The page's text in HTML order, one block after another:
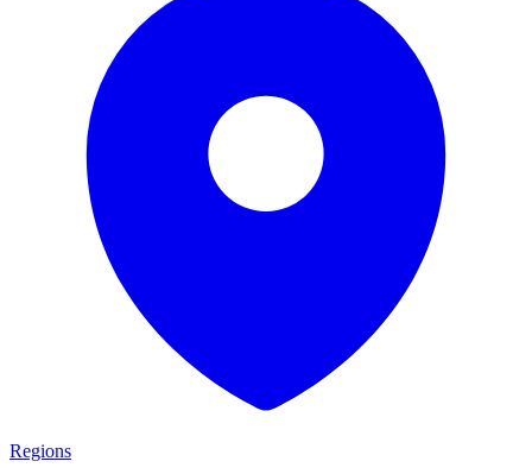
Regions